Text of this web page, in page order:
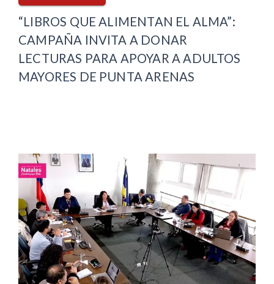
“LIBROS QUE ALIMENTAN EL ALMA”:
CAMPAÑA INVITA A DONAR
LECTURAS PARA APOYAR A ADULTOS
MAYORES DE PUNTA ARENAS